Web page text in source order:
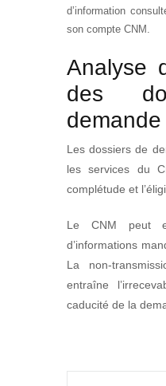
d’information
son compte CNM.
Analyse
des
demande
Les dossiers de
les services du
complétude et
Le CNM peut
d’informations
La non-
entraîne
caducité de la